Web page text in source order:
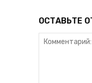
ОСТАВЬТЕ